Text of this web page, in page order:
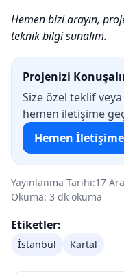
Hemen bizi arayın,
teknik bilgi sunalım.
Projenizi
Size özel teklif
hemen iletişime
Hemen
Yayınlanma Tarihi:17
Okuma: 3 dk okuma
Etiketler:
İstanbul Kartal